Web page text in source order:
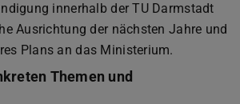
innerhalb der TU Darmstadt
Ausrichtung der nächsten Jahre und
Plans an das Ministerium.
Themen und